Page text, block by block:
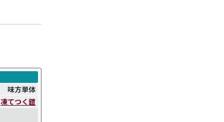
味方単体
凍てつく鎧